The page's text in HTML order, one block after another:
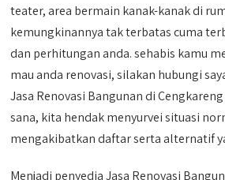
teater, area bermain kanak-kanak di
kemungkinannya tak terbatas cuma
dan perhitungan anda. sehabis kamu
mau anda renovasi, silakan hubungi
Jasa Renovasi Bangunan di
sana, kita hendak menyurvei situasi
mengakibatkan daftar serta alternatif
Menjadi penyedia Jasa Renovasi